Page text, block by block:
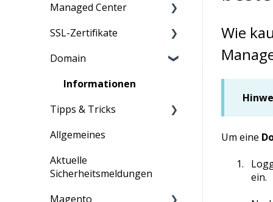
Wie
Um eine
ein.
Nutzerverwaltung
Zugriff
Information für
Persönliche Daten
Übersicht über Kunden,
und Kündigung
Rechnungen
Bestellungen
Erweiterungen
Managed Center
Dashboard
Monitoring
Webserver
Datenbanken
Suchengines
Zugriff & Verwaltung
SSL-Zertifikate
Anleitung
Information
Domain
Informationen
Tipps & Tricks
Allgemein
ASV-Scan
Allgemeines
Aktuelle
Sicherheitsmeldungen
Magento